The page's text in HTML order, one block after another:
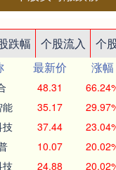
跌幅 个股流入 个
最新价 涨幅
48.31
能 35.17
技 37.44
10.07
技 24.88